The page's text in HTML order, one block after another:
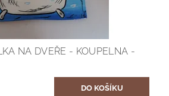
NA DVEŘE - KOUPELNA -